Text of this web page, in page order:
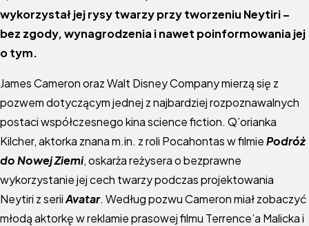
wykorzystał jej rysy twarzy przy tworzeniu Neytiri –
bez zgody, wynagrodzenia i nawet poinformowania jej
o tym.
James Cameron oraz Walt Disney Company mierzą się z
pozwem dotyczącym jednej z najbardziej rozpoznawalnych
postaci współczesnego kina science fiction. Q’orianka
Kilcher, aktorka znana m.in. z roli Pocahontas w filmiePodróż
do Nowej Ziemi, oskarża reżysera o bezprawne
wykorzystanie jej cech twarzy podczas projektowania
Neytiri z seriiAvatar. Według pozwu Cameron miał zobaczyć
młodą aktorkę w reklamie prasowej filmu Terrence’a Malicka i